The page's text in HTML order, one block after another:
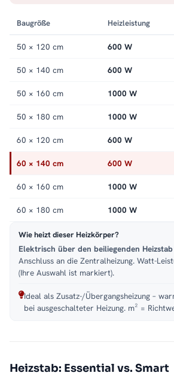
Baugröße Heizleistung
50 × 120 cm 600 W
50 × 140 cm 600 W
50 × 160 cm 1000 W
50 × 180 cm 1000 W
60 × 120 cm 600 W
60 × 140 cm 600 W
60 × 160 cm 1000 W
60 × 180 cm 1000 W
Wie heizt dieser Heizkörper?
Elektrisch über den beiliegenden Heizstab
Anschluss an die Zentralheizung. Watt-
(Ihre Auswahl ist markiert).
Ideal als Zusatz-/Übergangsheizung –
bei ausgeschalteter Heizung. m² =
Heizstab: Essential vs. Smart